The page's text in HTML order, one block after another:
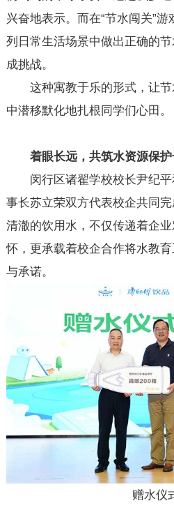
兴奋地表示。而在“节水闯关”
列日常生活场景中做出正确的
成挑战。
这种寓教于乐的形式，让节
中潜移默化地扎根同学们心田。
着眼长远，共筑水资源保
闵行区诸翟学校校长尹纪平
事长苏立荣双方代表校企共同
清澈的饮用水，不仅传递着企
怀，更承载着校企合作将水教
与承诺。
赠水仪